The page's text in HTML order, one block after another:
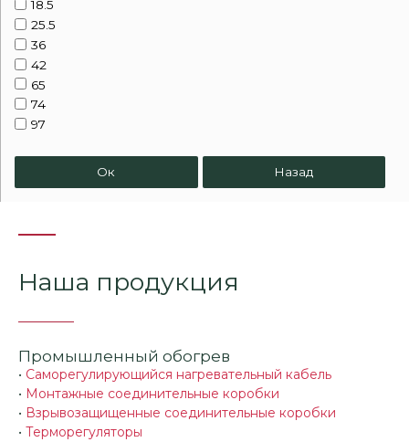
18.5
25.5
36
42
65
74
97
Ок Назад
Наша продукция
Промышленный обогрев
• Саморегулирующийся нагревательный кабель
• Монтажные соединительные коробки
• Взрывозащищенные соединительные коробки
• Терморегуляторы